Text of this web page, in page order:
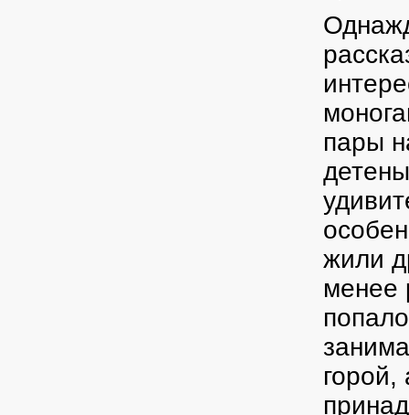
пары
жили
менее